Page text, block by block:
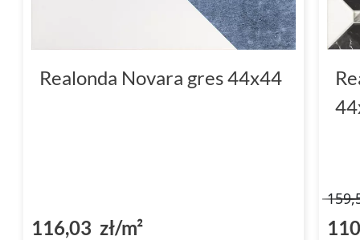
Realonda Novara gres 44x44
116,03 zł/m²